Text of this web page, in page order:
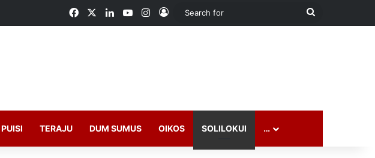
FacebookLinkedInYouTubeInstagram
Log In
Search
PUISI TERAJU DUM SUMUS OIKOS SOLILOKUI …